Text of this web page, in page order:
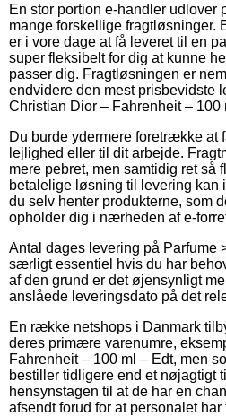
En stor portion e-handler
mange forskellige fragtløsninger.
er i vore dage at få leveret til en
super fleksibelt for dig at kunne
passer dig. Fragtløsningen er
endvidere den mest prisbevidste
Christian Dior – Fahrenheit – 100
Du burde ydermere foretrække at
lejlighed eller til dit arbejde.
mere pebret, men samtidig ret så
betalelige løsning til levering kan
du selv henter produkterne, som
opholder dig i nærheden af e-
Antal dages levering på Parfume
særligt essentiel hvis du har
af den grund er det øjensynligt
anslåede leveringsdato på det
En række netshops i Danmark
deres primære varenumre,
Fahrenheit – 100 ml – Edt, men
bestiller tidligere end et nøjagtigt
hensynstagen til at de har en
afsendt forud for at personalet har